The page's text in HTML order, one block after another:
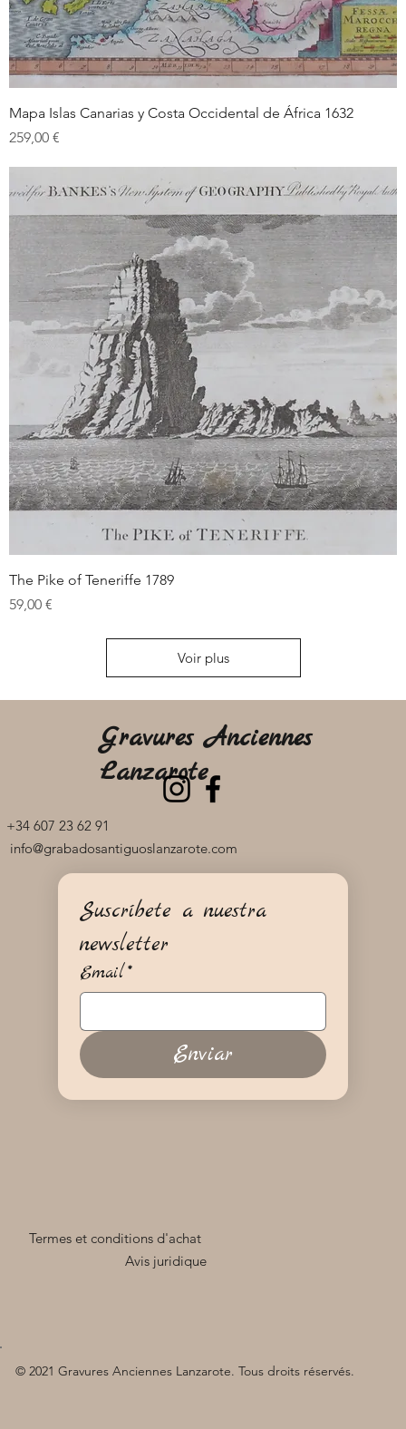
Mapa Islas Canarias y Costa Occidental de África 1632
Prix
259,00 €
The Pike of Teneriffe 1789
Prix
59,00 €
Voir plus
+34 607 23 62 91
info@grabadosantiguoslanzarote.com
Gravures Anciennes
Lanzarote
Avis juridique
Termes et conditions d'achat
© 2021 Gravures Anciennes Lanzarote. Tous droits réservés.
Suscríbete a nuestra
newsletter
Email*
Enviar